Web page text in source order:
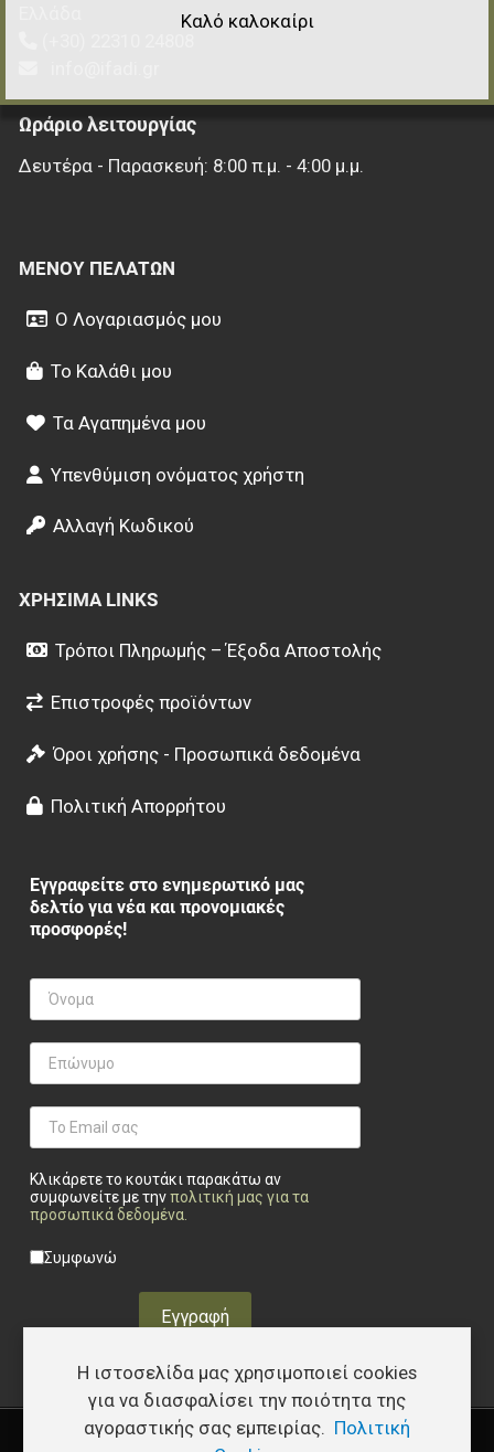
Ωράριο λειτουργίας
Δευτέρα - Παρασκευή: 8:00 π.μ. - 4:00 μ.μ.
ΜΕΝΟΎ ΠΕΛΑΤΏΝ
Ο Λογαριασμός μου
Το Καλάθι μου
Τα Αγαπημένα μου
Υπενθύμιση ονόματος χρήστη
Αλλαγή Κωδικού
ΧΡΉΣΙΜΑ LINKS
Τρόποι Πληρωμής – Έξοδα Αποστολής
Επιστροφές προϊόντων
Όροι χρήσης - Προσωπικά δεδομένα
Πολιτική Απορρήτου
Εγγραφείτε στο ενημερωτικό μας
δελτίο για νέα και προνομιακές
προσφορές!
Κλικάρετε το κουτάκι παρακάτω αν
συμφωνείτε με τηνπολιτική μας για τα
προσωπικά δεδομένα.
Privacy checkbox
Συμφωνώ
Εγγραφή
Η ιστοσελίδα μας χρησιμοποιεί cookies
για να διασφαλίσει την ποιότητα της
αγοραστικής σας εμπειρίας. Πολιτική
Καλό καλοκαίρι